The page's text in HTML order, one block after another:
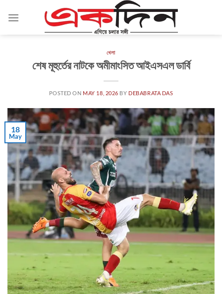
খেলা
শেষ মূহুর্তের নাটকে অমীমাংসিত আইএসএল ডার্বি
POSTED ON MAY 18, 2026 BY DEBABRATA DAS
18
May